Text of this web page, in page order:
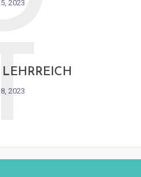
2023
LEHRREICH
2023